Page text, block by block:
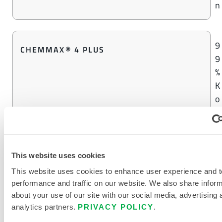
This website uses cookies
This website uses cookies to enhance user experience and
performance and traffic on our website. We also share
about your use of our site with our social media, advertising
analytics partners. PRIVACY POLICY
n
CHEMMAX® 4 PLUS
9
9
%
K
o
n
z
t
r
a